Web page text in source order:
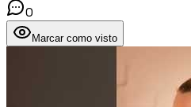
0
Marcar como visto